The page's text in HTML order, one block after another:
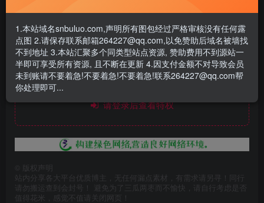
- 资源失效/充值未到账/账号解禁...等问题请《提交工单》
请登录后查看特权
版权声明
站内分享各大平台优质博主，无任何漏点素材，有需求请另寻！同行
请勿搬运查到会封号！ 避免为了三瓜两枣而不愉快，请自行考虑是否
值得花米，感觉不值请关闭网页！
1.本站域名snbuluo.com,声明所有图包经过严格审核没有任何露
点图 2.请保存联系邮箱264227@qq.com,以免赞助后域名被墙找
不到地址 3.本站汇聚多个同类型站点资源, 赞助费用不到源站一
半即可享受所有资源, 且不断在更新 4.因支付金额不对导致会员
未到账请不要着急!不要着急!不要着急!联系264227@qq.com帮
你处理即可...